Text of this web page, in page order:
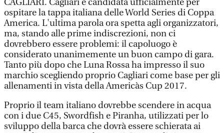
CAGLIARI. Cagliari è candidata ufficialmente per
ospitare la tappa italiana delle World Series di Coppa
America. L'ultima parola ora spetta agli organizzatori,
ma, stando alle prime indiscrezioni, non ci
dovrebbero essere problemi: il capoluogo è
considerato unanimemente un buon campo di gara.
Tanto più dopo che Luna Rossa ha impresso il suo
marchio scegliendo proprio Cagliari come base per gli
allenamenti in vista della Americàs Cup 2017.
Proprio il team italiano dovrebbe scendere in acqua
con i due C45, Swordfish e Piranha, utilizzati per lo
sviluppo della barca che dovrà essere schierata ai